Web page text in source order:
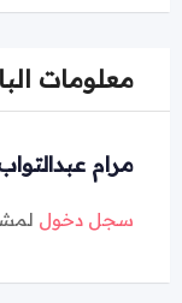
معلومات
مرام
سجل دخول